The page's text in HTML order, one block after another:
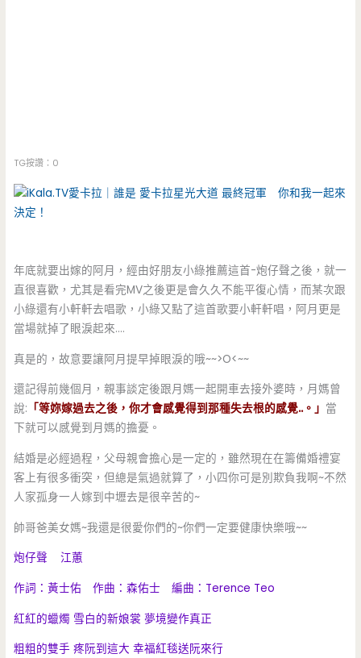
TG按讚：0
年底就要出嫁的阿月，經由好朋友小綠推薦這首-炮仔聲之後，就一
直很喜歡，尤其是看完MV之後更是會久久不能平復心情，而某次跟
小綠還有小軒軒去唱歌，小綠又點了這首歌要小軒軒唱，阿月更是
當場就掉了眼淚起來….
真是的，故意要讓阿月提早掉眼淚的哦~~>O<~~
還記得前幾個月，親事談定後跟月媽一起開車去接外婆時，月媽曾
說: 「等妳嫁過去之後，你才會感覺得到那種失去根的感覺..。」 當
下就可以感覺到月媽的擔憂。
結婚是必經過程，父母親會擔心是一定的，雖然現在在籌備婚禮宴
客上有很多衝突，但總是氣過就算了，小四你可是別欺負我啊~不然
人家孤身一人嫁到中壢去是很辛苦的~
帥哥爸美女媽~我還是很愛你們的~你們一定要健康快樂哦~~
炮仔聲 江蕙
作詞：黃士佑 作曲：森佑士 編曲：Terence Teo
紅紅的蠟燭 雪白的新娘裳 夢境變作真正
粗粗的雙手 疼阮到這大 幸福紅毯送阮來行